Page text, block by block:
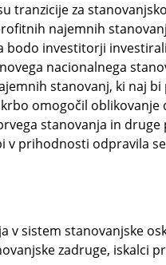
tranzicije za
najemnih
bodo investitorji
nacionalnega
stanovanj, ki naj
omogočil
stanovanja in
v prihodnosti odpravila
v sistem stanovanjske
zadruge, iskalci